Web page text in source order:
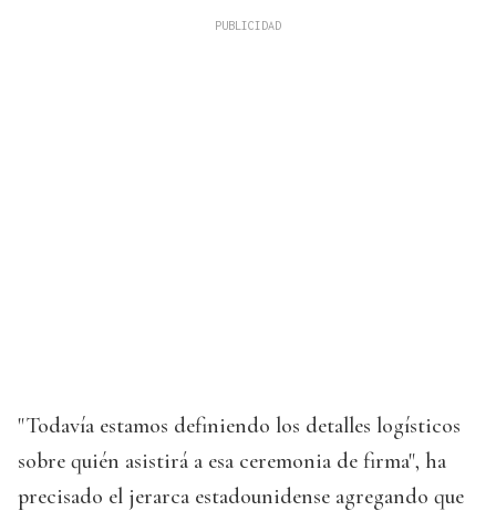
"Todavía estamos definiendo los detalles logísticos
sobre quién asistirá a esa ceremonia de firma", ha
precisado el jerarca estadounidense agregando que